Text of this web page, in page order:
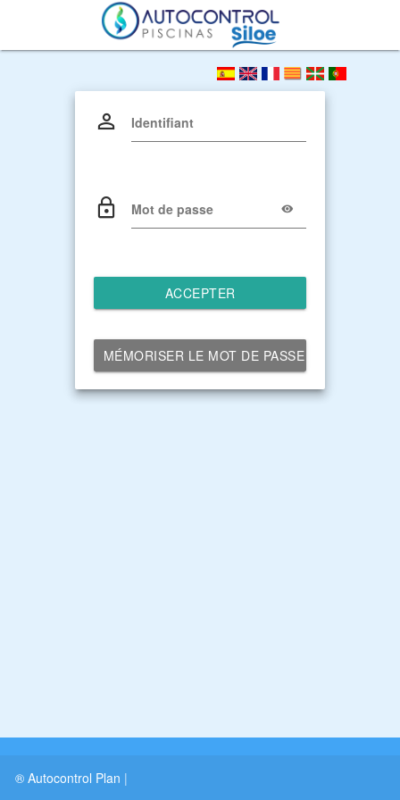
Identifiant
Mot de passe
ACCEPTER
MÉMORISER LE MOT DE PASSE
® Autocontrol Plan |